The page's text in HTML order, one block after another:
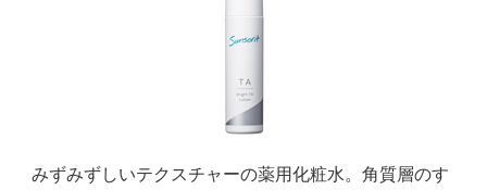
みずみずしいテクスチャーの薬用化粧水。角質層のす